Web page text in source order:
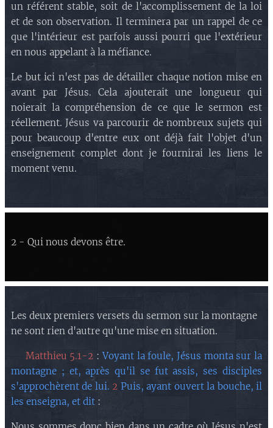
un référent stable, soit de l'accomplissement de la loi
et de son observation. Il terminera par un rappel de ce
que l'intérieur est parfois aussi pourri que l'extérieur
en nous appelant à la méfiance.
Le but ici n'est pas de détailler chaque notion mise en
avant par Jésus. Cela ajouterait une longueur qui
noierait la compréhension de ce que le sermon est
réellement. Jésus va parcourir de nombreux sujets qui
pour beaucoup d'entre eux ont déjà fait l'objet d'un
enseignement complet dont je fournirai les liens le
moment venu.
2 - Qui nous devons être.
Les deux premiers versets du sermon sur la montagne
ne sont rien d'autre qu'une mise en situation.
Matthieu 5.1-2 :Voyant la foule, Jésus monta sur la
montagne ; et, après qu'il se fut assis, ses disciples
s'approchèrent de lui. 2 Puis, ayant ouvert la bouche, il
les enseigna, et dit :